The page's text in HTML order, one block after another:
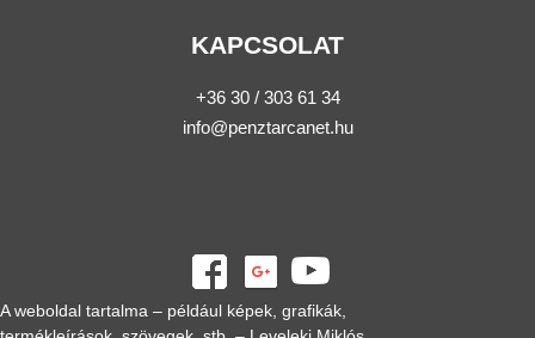
KAPCSOLAT
+36 30 / 303 61 34
info@penztarcanet.hu
A weboldal tartalma – például képek, grafikák,